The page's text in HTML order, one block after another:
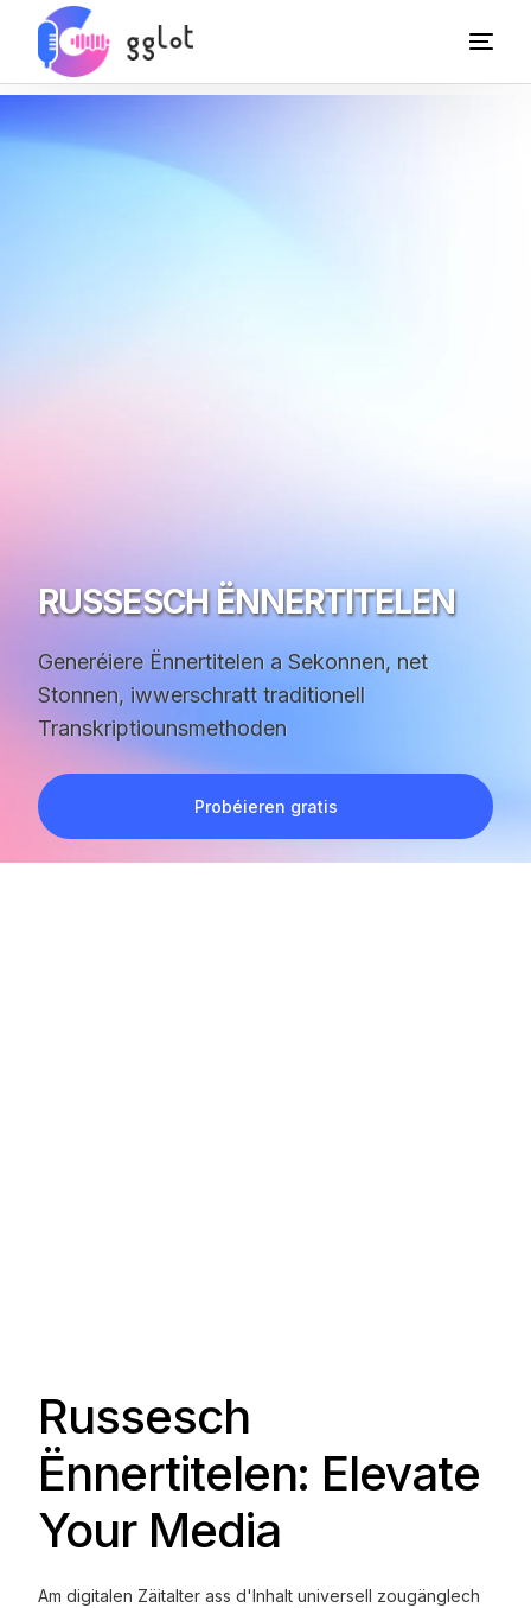
RUSSESCH ËNNERTITELEN
Generéiere Ënnertitelen a Sekonnen, net
Stonnen, iwwerschratt traditionell
Transkriptiounsmethoden
Probéieren gratis
Russesch
Ënnertitelen: Elevate
Your Media
Am digitalen Zäitalter ass d'Inhalt universell zougänglech